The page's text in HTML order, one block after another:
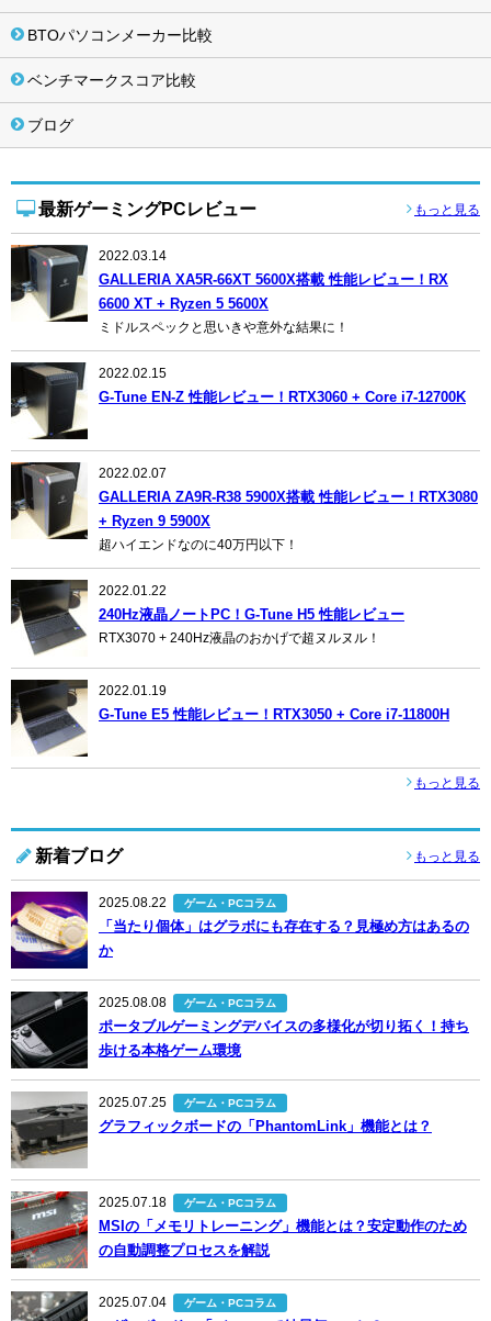
BTOパソコンメーカー比較
ベンチマークスコア比較
ブログ
最新ゲーミングPCレビュー もっと見る
2022.03.14
GALLERIA XA5R-66XT 5600X搭載 性能レビュー！RX
6600 XT + Ryzen 5 5600X
ミドルスペックと思いきや意外な結果に！
2022.02.15
G-Tune EN-Z 性能レビュー！RTX3060 + Core i7-12700K
2022.02.07
GALLERIA ZA9R-R38 5900X搭載 性能レビュー！RTX3080
+ Ryzen 9 5900X
超ハイエンドなのに40万円以下！
2022.01.22
240Hz液晶ノートPC！G-Tune H5 性能レビュー
RTX3070 + 240Hz液晶のおかげで超ヌルヌル！
2022.01.19
G-Tune E5 性能レビュー！RTX3050 + Core i7-11800H
もっと見る
新着ブログ もっと見る
2025.08.22 ゲーム・PCコラム
「当たり個体」はグラボにも存在する？見極め方はあるの
か
2025.08.08 ゲーム・PCコラム
ポータブルゲーミングデバイスの多様化が切り拓く！持ち
歩ける本格ゲーム環境
2025.07.25 ゲーム・PCコラム
グラフィックボードの「PhantomLink」機能とは？
2025.07.18 ゲーム・PCコラム
MSIの「メモリトレーニング」機能とは？安定動作のため
の自動調整プロセスを解説
2025.07.04 ゲーム・PCコラム